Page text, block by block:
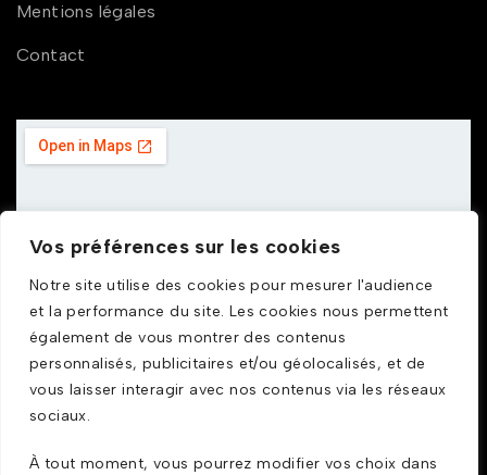
Vos préférences sur les cookies
Notre site utilise des cookies pour mesurer l'audience
et la performance du site. Les cookies nous permettent
également de vous montrer des contenus
personnalisés, publicitaires et/ou géolocalisés, et de
vous laisser interagir avec nos contenus via les réseaux
sociaux.
À tout moment, vous pourrez modifier vos choix dans
Mentions légales
Contact